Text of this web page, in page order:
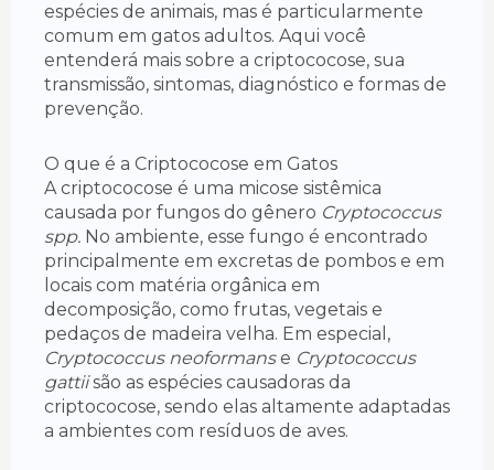
espécies de animais, mas é particularmente
comum em gatos adultos. Aqui você
entenderá mais sobre a criptococose, sua
transmissão, sintomas, diagnóstico e formas de
prevenção.
O que é a Criptococose em Gatos
A criptococose é uma micose sistêmica
causada por fungos do gênero Cryptococcus
spp. No ambiente, esse fungo é encontrado
principalmente em excretas de pombos e em
locais com matéria orgânica em
decomposição, como frutas, vegetais e
pedaços de madeira velha. Em especial,
Cryptococcus neoformanse Cryptococcus
gattiisão as espécies causadoras da
criptococose, sendo elas altamente adaptadas
a ambientes com resíduos de aves.